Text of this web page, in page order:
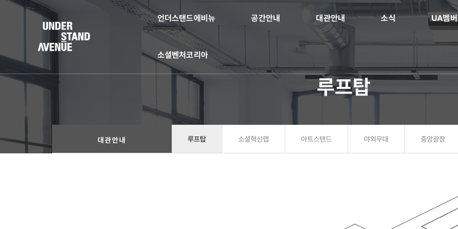
언더스탠드에비뉴 공간안내 대관안내 소식 UA멤
소셜벤처코리아
루프탑
대관안내 루프탑 소셜혁신랩 아트스탠드 야외무대 중앙광장